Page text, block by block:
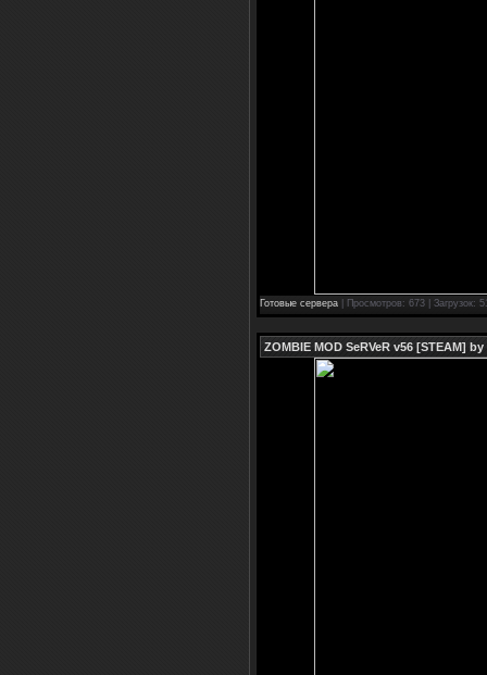
Готовые сервера | Просмотров: 673 | Загрузок:
ZOMBIE MOD SeRVeR v56 [STEAM]